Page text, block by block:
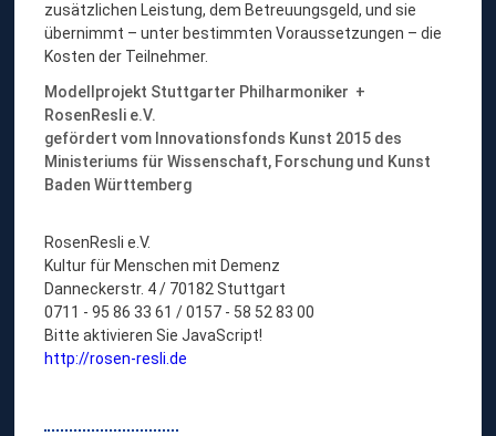
zusätzlichen Leistung, dem Betreuungsgeld, und sie
übernimmt – unter bestimmten Voraussetzungen – die
Kosten der Teilnehmer.
Modellprojekt Stuttgarter Philharmoniker +
RosenResli e.V.
gefördert vom Innovationsfonds Kunst 2015 des
Ministeriums für Wissenschaft, Forschung und Kunst
Baden Württemberg
RosenResli e.V.
Kultur für Menschen mit Demenz
Danneckerstr. 4 / 70182 Stuttgart
0711 - 95 86 33 61 / 0157 - 58 52 83 00
Bitte aktivieren Sie JavaScript!
http://rosen-resli.de